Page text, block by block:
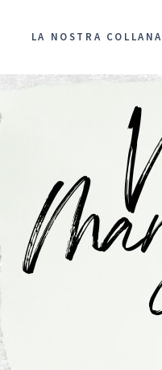
LA NOSTRA COLLANA